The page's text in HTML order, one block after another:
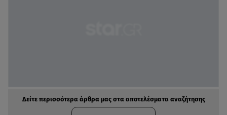
Δείτε περισσότερα άρθρα μας στα αποτελέσματα αναζήτησης